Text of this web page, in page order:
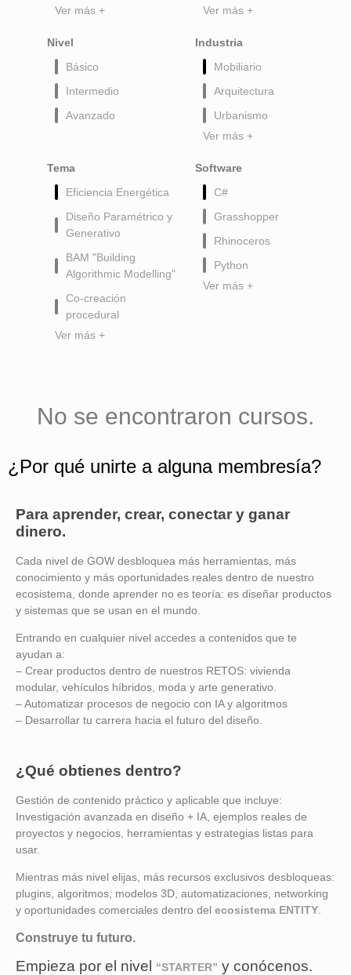
Ver más +
Ver más +
Nivel
Básico
Intermedio
Avanzado
Industria
Mobiliario
Arquitectura
Urbanismo
Ver más +
Tema
Eficiencia Energética
Diseño Paramétrico y
Generativo
BAM "Building
Algorithmic Modelling"
Co-creación
procedural
Ver más +
Software
C#
Grasshopper
Rhinoceros
Python
Ver más +
No se encontraron cursos.
¿Por qué unirte a alguna membresía?
Para aprender, crear, conectar y ganar
dinero.
Cada nivel de GOW desbloquea más herramientas, más
conocimiento y más oportunidades reales dentro de nuestro
ecosistema, donde aprender no es teoría: es diseñar productos
y sistemas que se usan en el mundo.
Entrando en cualquier nivel accedes a contenidos que te
ayudan a:
– Crear productos dentro de nuestros RETOS: vivienda
modular, vehículos híbridos, moda y arte generativo.
– Automatizar procesos de negocio con IA y algoritmos
– Desarrollar tu carrera hacia el futuro del diseño.
¿Qué obtienes dentro?
Gestión de contenido práctico y aplicable que incluye:
Investigación avanzada en diseño + IA, ejemplos reales de
proyectos y negocios, herramientas y estrategias listas para
usar.
Mientras más nivel elijas, más recursos exclusivos desbloqueas:
plugins, algoritmos, modelos 3D, automatizaciones, networking
y oportunidades comerciales dentro del ecosistema ENTITY
Construye tu futuro.
Empieza por el nivel “STARTER” y conócenos.